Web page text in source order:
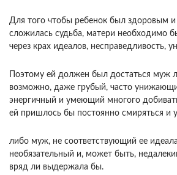
Для того чтобы ребенок был здоровым
сложилась судьба, матери необходимо
через крах идеалов, несправедливость,
Поэтому ей должен был достаться муж
возможно, даже грубый, часто
энергичный и умеющий многого
ей пришлось бы постоянно смиряться и
либо муж, не соответствующий ее
необязательный и, может быть,
вряд ли выдержала бы.